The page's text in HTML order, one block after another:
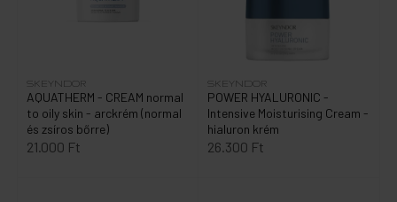
AQUATHERM - CREAM normal
to oily skin - arckrém (normal
és zsíros bőrre)
SKEYNDOR
21.000 Ft
POWER HYALURONIC -
Intensive Moisturising Cream -
hialuron krém
SKEYNDOR
26.300 Ft